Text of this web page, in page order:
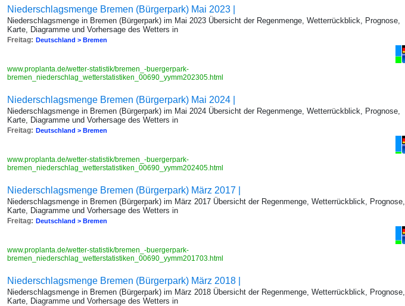
Niederschlagsmenge Bremen (Bürgerpark) Mai 2023 |
Niederschlagsmenge in Bremen (Bürgerpark) im Mai 2023 Übersicht der Regenmenge, Wetterrückblick, Prognose,
Karte, Diagramme und Vorhersage des Wetters in
Freitag: Deutschland > Bremen
www.proplanta.de/wetter-statistik/bremen_-buergerpark-
bremen_niederschlag_wetterstatistiken_00690_yymm202305.html
Niederschlagsmenge Bremen (Bürgerpark) Mai 2024 |
Niederschlagsmenge in Bremen (Bürgerpark) im Mai 2024 Übersicht der Regenmenge, Wetterrückblick, Prognose,
Karte, Diagramme und Vorhersage des Wetters in
Freitag: Deutschland > Bremen
www.proplanta.de/wetter-statistik/bremen_-buergerpark-
bremen_niederschlag_wetterstatistiken_00690_yymm202405.html
Niederschlagsmenge Bremen (Bürgerpark) März 2017 |
Niederschlagsmenge in Bremen (Bürgerpark) im März 2017 Übersicht der Regenmenge, Wetterrückblick, Prognose,
Karte, Diagramme und Vorhersage des Wetters in
Freitag: Deutschland > Bremen
www.proplanta.de/wetter-statistik/bremen_-buergerpark-
bremen_niederschlag_wetterstatistiken_00690_yymm201703.html
Niederschlagsmenge Bremen (Bürgerpark) März 2018 |
Niederschlagsmenge in Bremen (Bürgerpark) im März 2018 Übersicht der Regenmenge, Wetterrückblick, Prognose,
Karte, Diagramme und Vorhersage des Wetters in